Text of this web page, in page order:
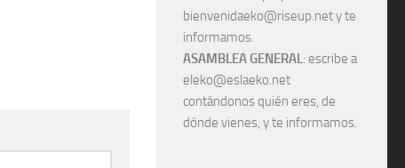
bienvenidaeko@riseup.net y te
informamos.
ASAMBLEA GENERAL: escribe a
eleko@eslaeko.net
contándonos quién eres, de
dónde vienes, y te informamos.